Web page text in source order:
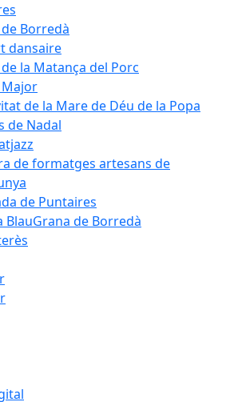
Borredà
dansaire
de la Matança del Porc
Major
de la Mare de Déu de la Popa
de Nadal
de formatges artesans de
de Puntaires
BlauGrana de Borredà